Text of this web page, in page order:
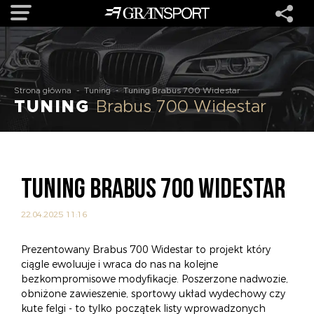
OFERTA
MARKI
O NAS
KONTAKT
Strona główna - Tuning - Tuning Brabus 700 Widestar
TUNINGBrabus 700 Widestar
TUNING BRABUS 700 WIDESTAR
22.04.2025 11:16
Prezentowany Brabus 700 Widestar to projekt który
ciągle ewoluuje i wraca do nas na kolejne
bezkompromisowe modyfikacje. Poszerzone nadwozie,
obniżone zawieszenie, sportowy układ wydechowy czy
kute felgi - to tylko początek listy wprowadzonych